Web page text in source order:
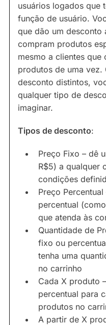
usuários logados que
função de usuário.
que dão um desconto
compram produtos
mesmo a clientes
produtos de uma vez.
desconto distintos,
qualquer tipo de
imaginar.
Tipos de desconto:
Preço Fixo – dê
R$5) a qualquer
condições
Preço
percentual
que atenda às
Quantidade de
fixo ou
tenha uma
no carrinho
Cada X produto
percentual para
produtos no
A partir de X